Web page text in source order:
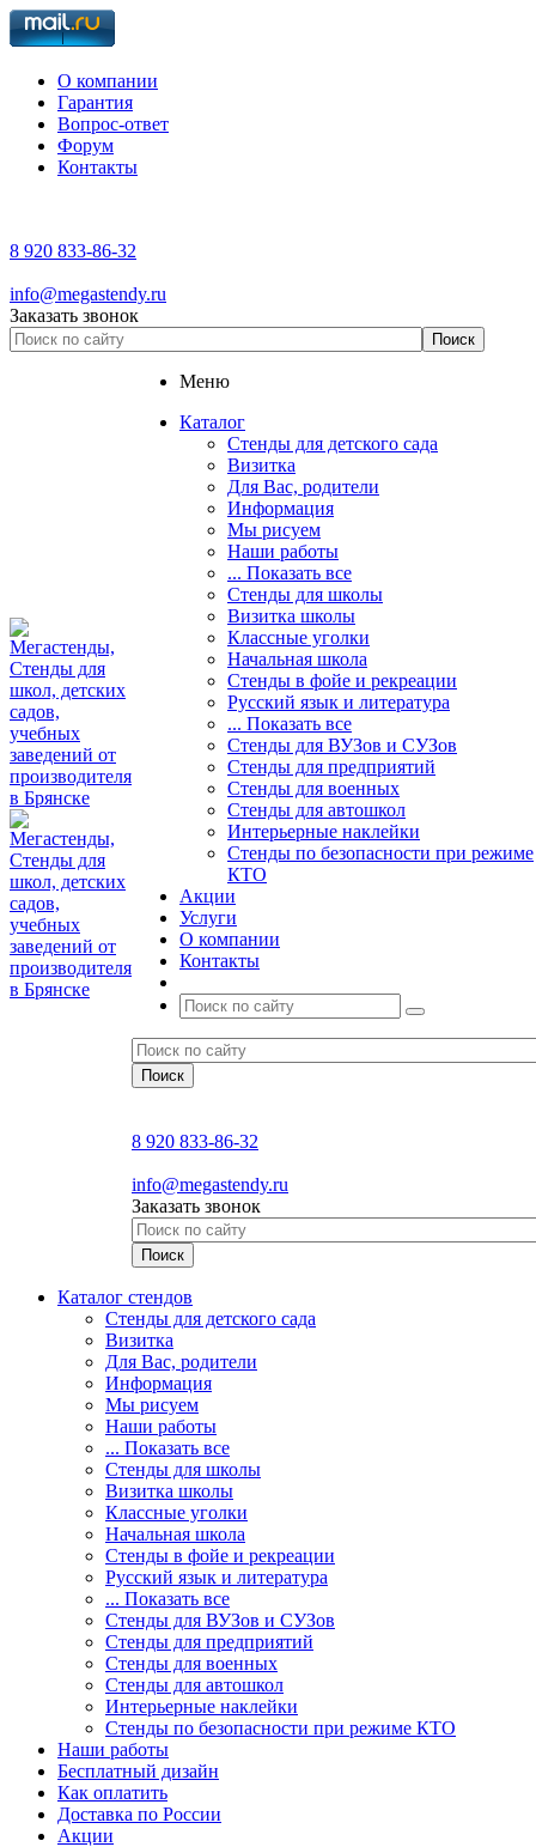
О компании
Гарантия
Вопрос-ответ
Форум
Контакты
8 920 833-86-32
info@megastendy.ru
Заказать звонок
Меню
Каталог
Стенды для детского сада
Визитка
Для Вас, родители
Информация
Мы рисуем
Наши работы
... Показать все
Стенды для школы
Визитка школы
Классные уголки
Начальная школа
Стенды в фойе и рекреации
Русский язык и литература
... Показать все
Стенды для ВУЗов и СУЗов
Стенды для предприятий
Стенды для военных
Стенды для автошкол
Интерьерные наклейки
Стенды по безопасности при режиме
КТО
Акции
Услуги
О компании
Контакты
8 920 833-86-32
info@megastendy.ru
Заказать звонок
Каталог стендов
Стенды для детского сада
Визитка
Для Вас, родители
Информация
Мы рисуем
Наши работы
... Показать все
Стенды для школы
Визитка школы
Классные уголки
Начальная школа
Стенды в фойе и рекреации
Русский язык и литература
... Показать все
Стенды для ВУЗов и СУЗов
Стенды для предприятий
Стенды для военных
Стенды для автошкол
Интерьерные наклейки
Стенды по безопасности при режиме КТО
Наши работы
Бесплатный дизайн
Как оплатить
Доставка по России
Акции